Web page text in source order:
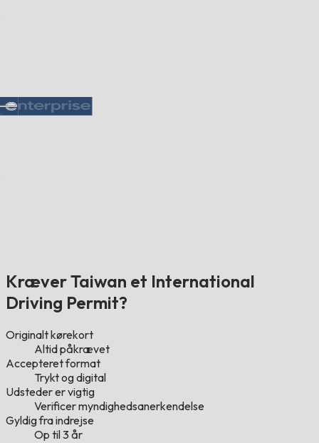
Kræver Taiwan et International
Driving Permit?
Originalt kørekort
Altid påkrævet
Accepteret format
Trykt og digital
Udsteder er vigtig
Verificer myndighedsanerkendelse
Gyldig fra indrejse
Op til 3 år